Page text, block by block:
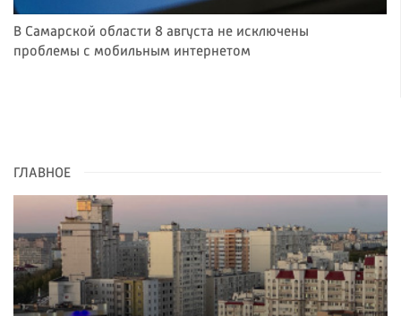
В Самарской области 8 августа не исключены
проблемы с мобильным интернетом
ГЛАВНОЕ